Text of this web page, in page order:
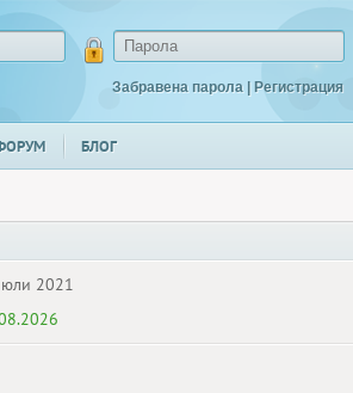
Забравена парола | Регистрация
БЛОГ
2021